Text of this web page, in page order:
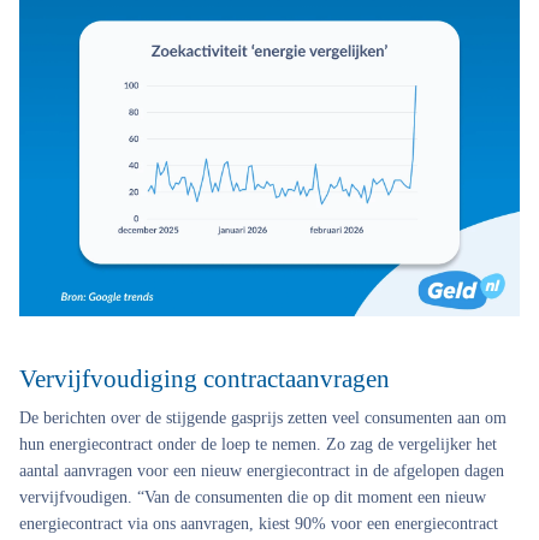
Vervijfvoudiging contractaanvragen
De berichten over de stijgende gasprijs zetten veel consumenten aan om
hun energiecontract onder de loep te nemen. Zo zag de vergelijker het
aantal aanvragen voor een nieuw energiecontract in de afgelopen dagen
vervijfvoudigen. “Van de consumenten die op dit moment een nieuw
energiecontract via ons aanvragen, kiest 90% voor een energiecontract